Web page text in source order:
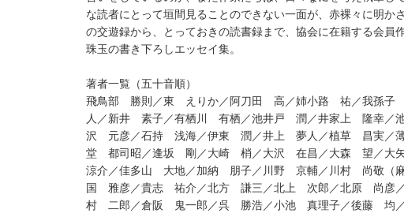
な読者にとって垣間見ることのできない一面が、赤裸々に明か
の交遊録から、とっておきの読書録まで、協会に在籍する会員
珠玉の書き下ろしエッセイ集。
著者一覧（五十音順）
飛鳥部 勝則／東 えりか／阿刀田 高／姉小路 祐／我孫
人／新井 素子／有栖川 有栖／池井戸 潤／井家上 隆幸／
沢 元彦／石持 浅海／伊東 潤／井上 夢人／植草 昌実／
堂 都司昭／逢坂 剛／大崎 梢／大沢 在昌／大森 望／大
涼介／佳多山 大地／加納 朋子／川野 京輔／川村 尚敬（
国 雅彦／貴志 祐介／北方 謙三／北上 次郎／北原 尚彦
村 二郎／倉阪 鬼一郎／呉 勝浩／小池 真理子／後藤 均